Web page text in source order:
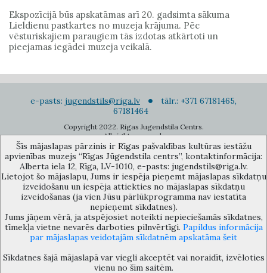
Ekspozīcijā būs apskatāmas arī 20. gadsimta sākuma
Lieldienu pastkartes no muzeja krājuma. Pēc
vēsturiskajiem paraugiem tās izdotas atkārtoti un
pieejamas iegādei muzeja veikalā.
e-pasts: jugendstils@riga.lv
tālr.: +371 67181465,
67181464
Copyright 2022. Rigas Jugendstila Centrs.
All right reserved.
Pierakstīties jaunumiem
Rīgas pašvaldības kultūras iestāžu apvienības muzejs “Rīgas Jūgendstila
centrs”, Alberta iela 12, Rīga, LV 1010, Latvija (durvju kods: 12),
jugendstils@riga.lv
Šīs mājaslapas pārzinis ir Rīgas pašvaldības kultūras iestāžu
apvienības muzejs “Rīgas Jūgendstila centrs”, kontaktinformācija:
Alberta iela 12, Rīga, LV-1010, e-pasts: jugendstils@riga.lv.
Lietojot šo mājaslapu, Jums ir iespēja pieņemt mājaslapas sīkdatņu
izveidošanu un iespēja attiekties no mājaslapas sīkdatņu
izveidošanas (ja vien Jūsu pārlūkprogramma nav iestatīta
nepieņemt sīkdatnes).
Jums jāņem vērā, ja atspējosiet noteikti nepieciešamās sīkdatnes,
tīmekļa vietne nevarēs darboties pilnvērtīgi. Papildus informācija
par mājaslapas veidotajām sīkdatnēm apskatāma šeit
Sīkdatnes šajā mājaslapā var viegli akceptēt vai noraidīt, izvēloties
vienu no šīm saitēm.